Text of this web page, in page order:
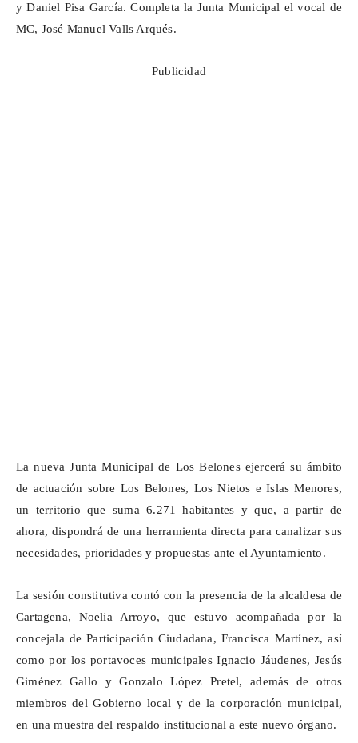
y Daniel Pisa García. Completa la Junta Municipal el vocal de
MC, José Manuel Valls Arqués.
Publicidad
La nueva Junta Municipal de LosBelonesejercerá su ámbito
de actuación sobre Los Belones, Los Nietos e Islas Menores,
un territorio que suma 6.271 habitantes y que, a partir de
ahora, dispondrá de una herramienta directa para canalizar sus
necesidades, prioridades y propuestas ante el Ayuntamiento.
La sesión constitutiva contó con la presencia de la alcaldesa de
Cartagena, Noelia Arroyo, que estuvo acompañada por la
concejala de Participación Ciudadana, Francisca Martínez, así
como por los portavoces municipales Ignacio Jáudenes, Jesús
Giménez Gallo y Gonzalo López Pretel, además de otros
miembros del Gobierno local y de la corporación municipal,
en una muestra del respaldo institucional a este nuevo órgano.